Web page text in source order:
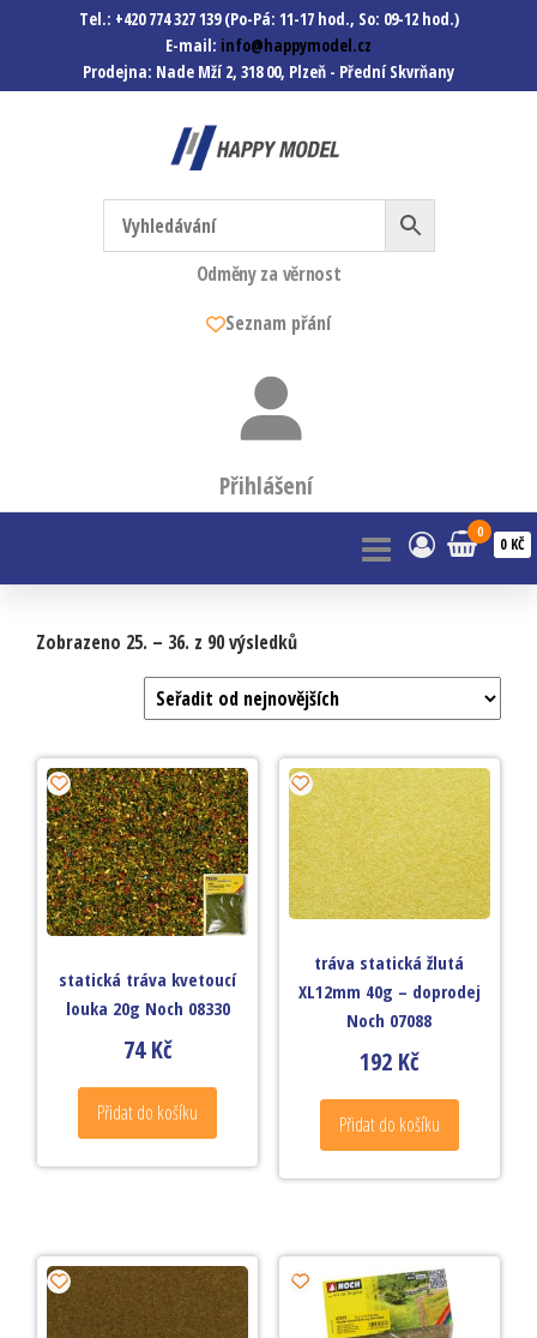
Tel.: +420 774 327 139 (Po-Pá: 11-17 hod., So: 09-12 hod.)
E-mail: info@happymodel.cz
Prodejna: Nade Mží 2, 318 00, Plzeň - Přední Skvrňany
Happymodel.cz
Modely autíček, modelová
železnice, mašinky, vagóny a
mnohem víc.
Odměny za věrnost
Seznam přání
Přihlášení
0
0 KČ
Zobrazeno 25. – 36. z 90 výsledků
statická tráva kvetoucí
louka 20g Noch 08330
74Kč
Přidat do košíku
tráva statická žlutá
XL12mm 40g – doprodej
Noch 07088
192 Kč
Přidat do košíku